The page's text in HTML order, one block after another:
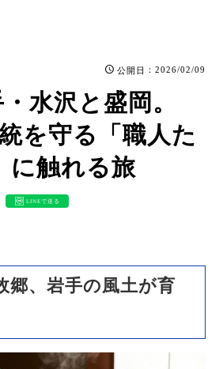
公開日 ：2026/02/09
水沢と盛岡。
を守る「職人た
に触れる旅
LINEで送る
郷、岩手の風土が育